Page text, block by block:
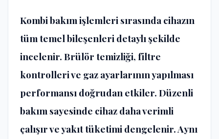
Kombi bakım işlemleri sırasında cihazın
tüm temel bileşenleri detaylı şekilde
incelenir. Brülör temizliği, filtre
kontrolleri ve gaz ayarlarının yapılması
performansı doğrudan etkiler. Düzenli
bakım sayesinde cihaz daha verimli
çalışır ve yakıt tüketimi dengelenir. Aynı